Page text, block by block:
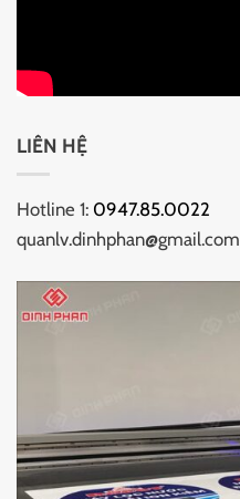
LIÊN HỆ
Hotline 1: 0947.85.0022
quanlv.dinhphan@gmail.com